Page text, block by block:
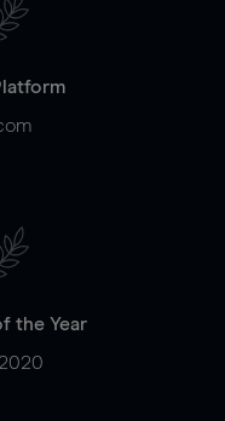
the Year